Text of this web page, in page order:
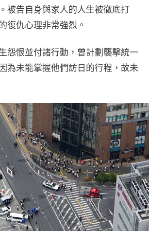
被告自身與家人的人生被徹底打
復仇心理非常強烈。
怨恨並付諸行動，曾計劃襲擊統一
為未能掌握他們訪日的行程，故未